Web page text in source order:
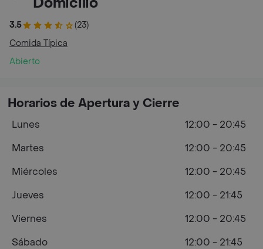
3.5
(23)
Comida Típica
Abierto
Horarios de Apertura y Cierre
Lunes
12:00 - 20:45
Martes
12:00 - 20:45
Miércoles
12:00 - 20:45
Jueves
12:00 - 21:45
Viernes
12:00 - 20:45
Sábado
12:00 - 21:45